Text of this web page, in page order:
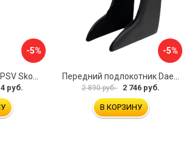
-5%
руб.
-5%
2 890 руб. 2 746 руб.
В КОРЗИНУ